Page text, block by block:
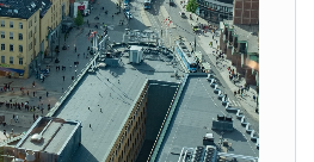
duurzame ontwikkeling.
de prestaties van Noorwegen
3 (goede gezondheid en
7 (betaalbare en schone
ongelijkheid) en 17
doelen) in het bijzonder hoog. Op